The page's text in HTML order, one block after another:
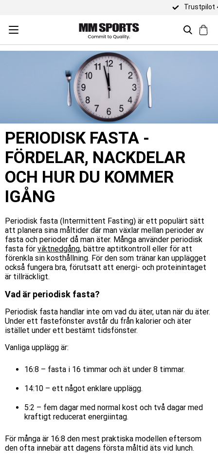
PERIODISK FASTA -
FÖRDELAR, NACKDELAR
OCH HUR DU KOMMER
IGÅNG
Periodisk fasta (Intermittent Fasting) är ett populärt sätt
att planera sina måltider där man växlar mellan perioder av
fasta och perioder då man äter. Många använder periodisk
fasta för viktnedgång, bättre aptitkontroll eller för att
förenkla sin kosthållning. För den som tränar kan upplägget
också fungera bra, förutsatt att energi- och proteinintaget
är tillräckligt.
Vad är periodisk fasta?
Periodisk fasta handlar inte om vad du äter, utan när du äter.
Under ett fastefönster avstår du från kalorier och äter
istället under ett bestämt tidsfönster.
Vanliga upplägg är:
16:8 – fasta i 16 timmar och ät under 8 timmar.
14:10 – ett något enklare upplägg.
5:2 – fem dagar med normal kost och två dagar med
kraftigt reducerat energiintag.
För många är 16:8 den mest praktiska modellen eftersom
den ofta innebär att dagens första måltid äts vid lunch.